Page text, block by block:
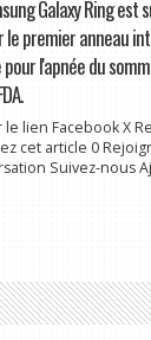
Galaxy Ring est
le premier anneau
l'apnée du
le lien Facebook X
cet article 0
Suivez-nous